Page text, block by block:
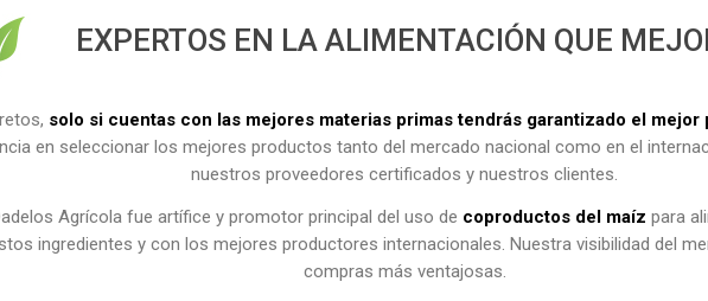
EXPERTOS EN LA ALIMENTACIÓN QUE
solo si cuentas con las mejores materias primas tendrás garantizado el
en seleccionar los mejores productos tanto del mercado nacional como en el
nuestros proveedores certificados y nuestros clientes.
Agrícola fue artífice y promotor principal del uso de coproductos del maíz para
ingredientes y con los mejores productores internacionales. Nuestra visibilidad del
compras más ventajosas.